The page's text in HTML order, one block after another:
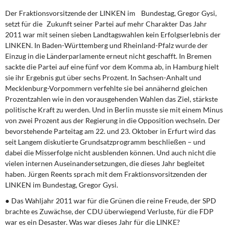
Leitlinien linker Wirtschafts- und Finanzpolitik
Wirtschaftspolitik
Steuer- und Finanzpolitik
Öffentliche Infrastruktur und Daseinsvorsorge
Eurokrise und Griechenland
DIE LINKE
Weitere Themen
Memo-Gruppe
Institut Solidarische Moderne
Rosa-Luxemburg-Stiftung
Der Fraktionsvorsitzende der LINKEN im Bundestag, Gregor Gysi,
setzt für die Zukunft seiner Partei auf mehr Charakter Das Jahr
2011 war mit seinen sieben Landtagswahlen kein Erfolgserlebnis der
LINKEN. In Baden-Württemberg und Rheinland-Pfalz wurde der
Einzug in die Länderparlamente erneut nicht geschafft. In Bremen
sackte die Partei auf eine fünf vor dem Komma ab, in Hamburg hielt
sie ihr Ergebnis gut über sechs Prozent. In Sachsen-Anhalt und
Mecklenburg-Vorpommern verfehlte sie bei annähernd gleichen
Prozentzahlen wie in den vorausgehenden Wahlen das Ziel, stärkste
politische Kraft zu werden. Und in Berlin musste sie mit einem Minus
von zwei Prozent aus der Regierung in die Opposition wechseln. Der
bevorstehende Parteitag am 22. und 23. Oktober in Erfurt wird das
seit Langem diskutierte Grundsatzprogramm beschließen – und
dabei die Misserfolge nicht ausblenden können. Und auch nicht die
vielen internen Auseinandersetzungen, die dieses Jahr begleitet
haben. Jürgen Reents sprach mit dem Fraktionsvorsitzenden der
LINKEN im Bundestag, Gregor Gysi.
● Das Wahljahr 2011 war für die Grünen die reine Freude, der SPD
brachte es Zuwächse, der CDU überwiegend Verluste, für die FDP
war es ein Desaster. Was war dieses Jahr für die LINKE?